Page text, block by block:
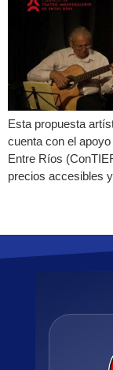
Esta propuesta
cuenta con el
Entre Ríos
precios accesibles